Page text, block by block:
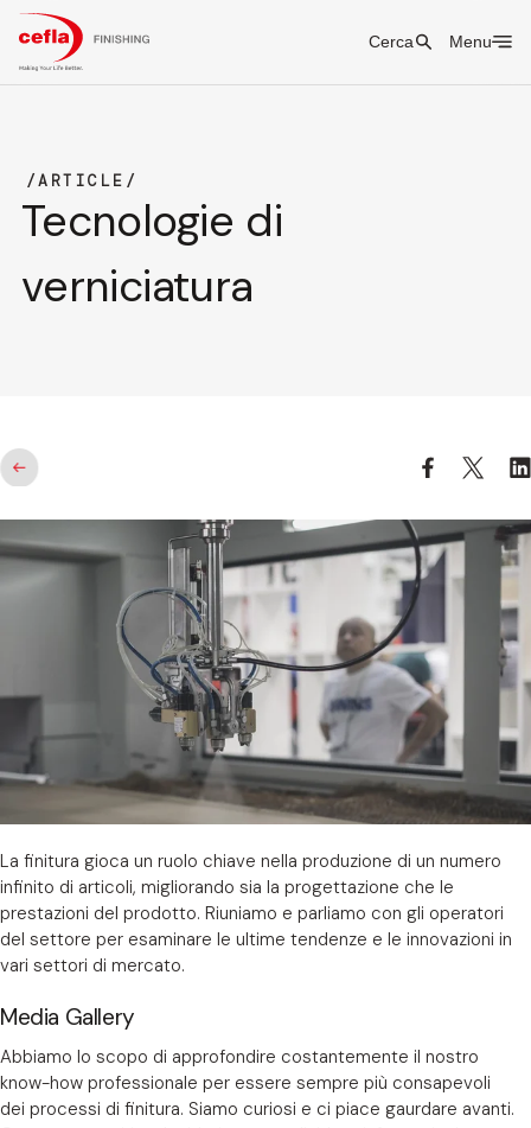
Cerca Menu
ARTICLE
Tecnologie di
verniciatura
La finitura gioca un ruolo chiave nella produzione di un numero
infinito di articoli, migliorando sia la progettazione che le
prestazioni del prodotto. Riuniamo e parliamo con gli operatori
del settore per esaminare le ultime tendenze e le innovazioni in
vari settori di mercato.
Media Gallery
Abbiamo lo scopo di approfondire costantemente il nostro
know-how professionale per essere sempre più consapevoli
dei processi di finitura. Siamo curiosi e ci piace gaurdare avanti.